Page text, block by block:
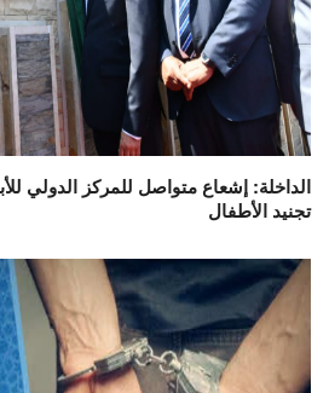
الداخلة: إشعاع متواصل للمركز الدولي
تجنيد الأطفال